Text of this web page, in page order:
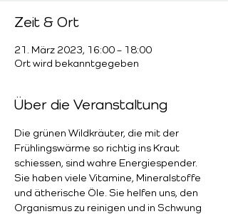
Zeit & Ort
21. März 2023, 16:00 – 18:00
Ort wird bekanntgegeben
Über die Veranstaltung
Die grünen Wildkräuter, die mit der
Frühlingswärme so richtig ins Kraut
schiessen, sind wahre Energiespender.
Sie haben viele Vitamine, Mineralstoffe
und ätherische Öle. Sie helfen uns, den
Organismus zu reinigen und in Schwung